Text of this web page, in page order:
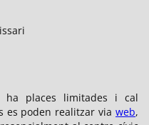
ha places limitades i cal
es poden realitzar via web,